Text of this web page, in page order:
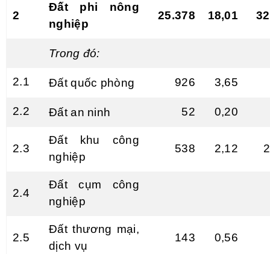
2
Đất phi nông
nghiệp
25.378 18,01
Trong đó:
2.1 Đất quốc phòng 926 3,65
2.2 Đất an ninh 52 0,20
2.3
Đất khu công
nghiệp
538 2,12
2.4
Đất cụm công
nghiệp
2.5
Đất thương mại,
dịch vụ
143 0,56